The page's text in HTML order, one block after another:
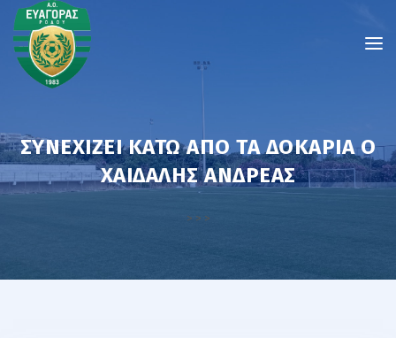
ΣΥΝΕΧΊΖΕΙ ΚΆΤΩ ΑΠΌ ΤΑ ΔΟΚΆΡΙΑ Ο
ΧΑΙΔΑΛΗΣ ΑΝΔΡΕΑΣ
> > >